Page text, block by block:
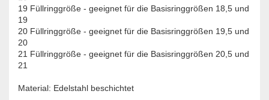
19 Füllringgröße - geeignet für die Basisringgrößen 18,5 und
19
20 Füllringgröße - geeignet für die Basisringgrößen 19,5 und
20
21 Füllringgröße - geeignet für die Basisringgrößen 20,5 und
21
Material: Edelstahl beschichtet